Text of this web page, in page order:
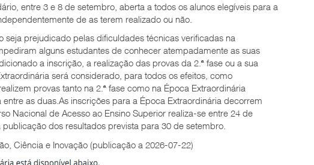
entre 3 e 8 de setembro, aberta a todos os alunos elegíveis para a
de as terem realizado ou não.
seja prejudicado pelas dificuldades técnicas verificadas na
alguns estudantes de conhecer atempadamente as suas
a inscrição, a realização das provas da 2.ª fase ou a sua
será considerado, para todos os efeitos, como
provas tanto na 2.ª fase como na Época Extraordinária
as duas.As inscrições para a Época Extraordinária decorrem
Nacional de Acesso ao Ensino Superior realiza-se entre 24 de
dos resultados prevista para 30 de setembro.
Ciência e Inovação (publicação a 2026-07-22)